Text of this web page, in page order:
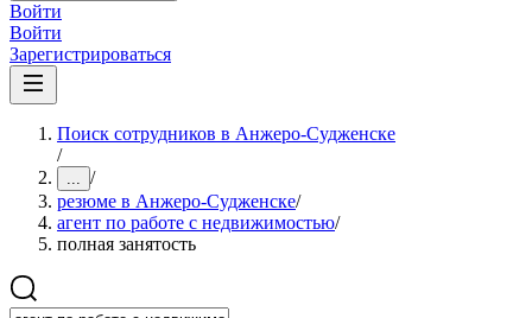
Войти
Войти
Зарегистрироваться
Поиск сотрудников в Анжеро-Судженске
/
... /
резюме в Анжеро-Судженске/
агент по работе с недвижимостью/
полная занятость